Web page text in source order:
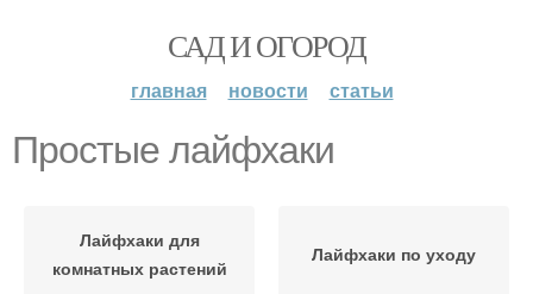
САД И ОГОРОД
главная новости статьи
Простые лайфхаки
Лайфхаки для
комнатных растений
Лайфхаки по уходу